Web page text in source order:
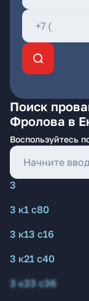
Поиск
Фролова в
Воспользуйтесь
3
3 к1 с80
3 к13 с16
3 к21 с40
3 к33 с36